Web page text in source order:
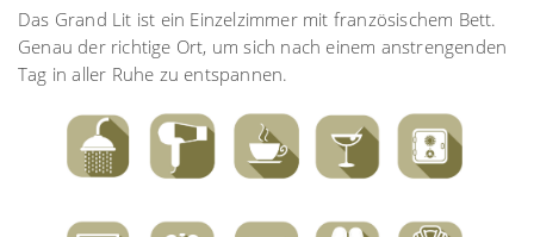
Das Grand Lit ist ein Einzelzimmer mit französischem Bett.
Genau der richtige Ort, um sich nach einem anstrengenden
Tag in aller Ruhe zu entspannen.